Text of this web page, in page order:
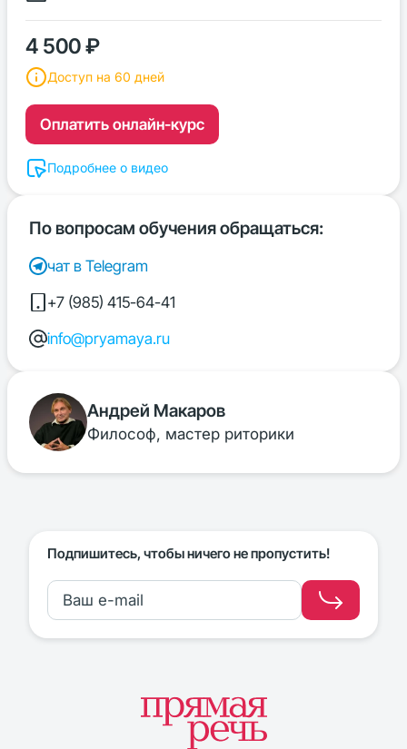
4 500 ₽
Доступ на 60 дней
Оплатить онлайн-курс
Подробнее о видео
По вопросам обучения обращаться:
чат в Telegram
+7 (985) 415-64-41
info@pryamaya.ru
Андрей Макаров
Философ, мастер риторики
Подпишитесь, чтобы ничего не пропустить!